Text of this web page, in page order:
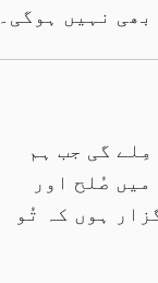
نہیں ہوگی۔
گی جب ہم
صُلح اور
ہوں کہ تُو